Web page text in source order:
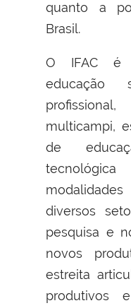
quanto a
Brasil.
O IFAC é
educação
multicampi,
de
diversos
pesquisa e
novos
estreita
produtivos